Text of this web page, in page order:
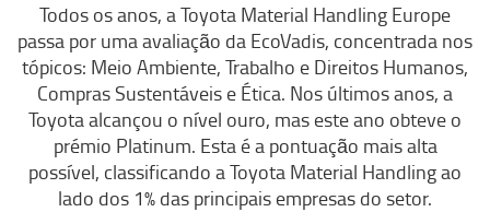
Todos os anos, a Toyota Material Handling Europe
passa por uma avaliação da EcoVadis, concentrada nos
tópicos: Meio Ambiente, Trabalho e Direitos Humanos,
Compras Sustentáveis e Ética. Nos últimos anos, a
Toyota alcançou o nível ouro, mas este ano obteve o
prémio Platinum. Esta é a pontuação mais alta
possível, classificando a Toyota Material Handling ao
lado dos 1% das principais empresas do setor.